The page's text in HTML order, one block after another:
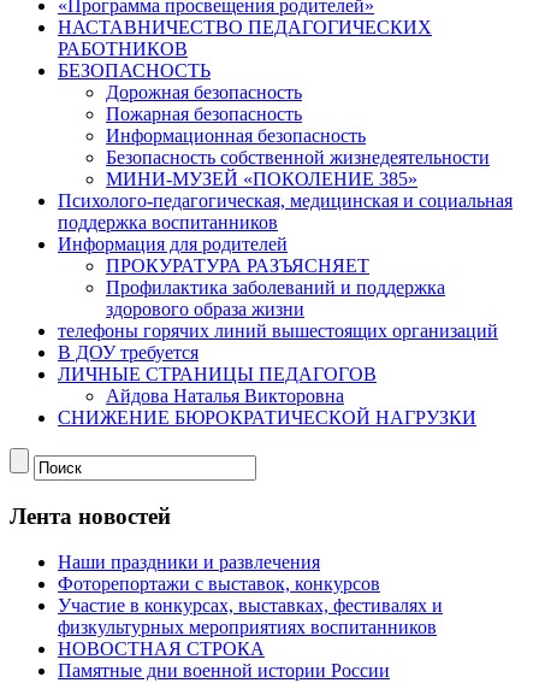
«Программа просвещения родителей»
НАСТАВНИЧЕСТВО ПЕДАГОГИЧЕСКИХ
РАБОТНИКОВ
БЕЗОПАСНОСТЬ
Дорожная безопасность
Пожарная безопасность
Информационная безопасность
Безопасность собственной жизнедеятельности
МИНИ-МУЗЕЙ «ПОКОЛЕНИЕ 385»
Психолого-педагогическая, медицинская и социальная
поддержка воспитанников
Информация для родителей
ПРОКУРАТУРА РАЗЪЯСНЯЕТ
Профилактика заболеваний и поддержка
здорового образа жизни
телефоны горячих линий вышестоящих организаций
В ДОУ требуется
ЛИЧНЫЕ СТРАНИЦЫ ПЕДАГОГОВ
Айдова Наталья Викторовна
СНИЖЕНИЕ БЮРОКРАТИЧЕСКОЙ НАГРУЗКИ
Лента новостей
Наши праздники и развлечения
Фоторепортажи с выставок, конкурсов
Участие в конкурсах, выставках, фестивалях и
физкультурных мероприятиях воспитанников
НОВОСТНАЯ СТРОКА
Памятные дни военной истории России